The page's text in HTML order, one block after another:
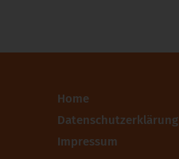
Home
Datenschutzerklärung
Impressum